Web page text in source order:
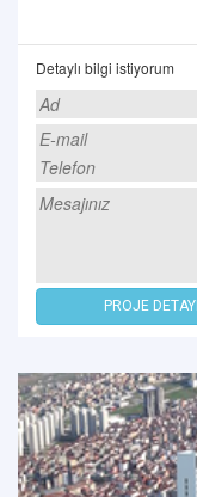
Detaylı bilgi istiyorum
PROJE DETAYI